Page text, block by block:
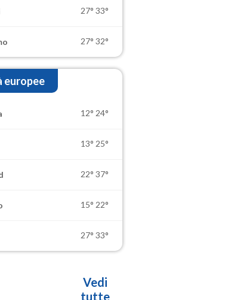
27° 33°
27° 32°
europee
12° 24°
13° 25°
22° 37°
15° 22°
27° 33°
Vedi
tutte